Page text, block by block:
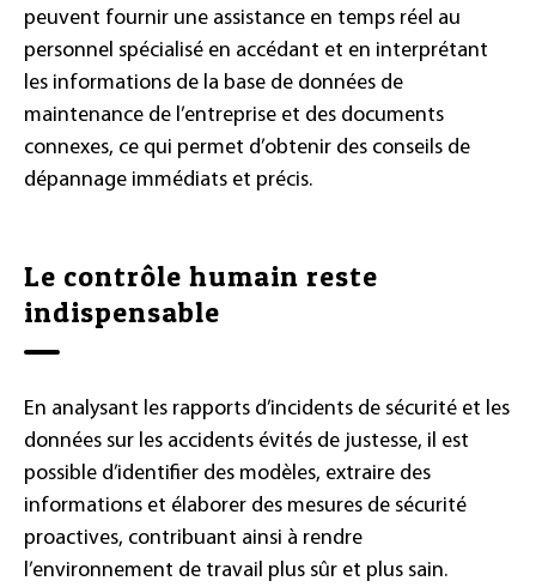
peuvent fournir une assistance en temps réel au
personnel spécialisé en accédant et en interprétant
les informations de la base de données de
maintenance de l’entreprise et des documents
connexes, ce qui permet d’obtenir des conseils de
dépannage immédiats et précis.
Le contrôle humain reste
indispensable
En analysant les rapports d’incidents de sécurité et les
données sur les accidents évités de justesse, il est
possible d’identifier des modèles, extraire des
informations et élaborer des mesures de sécurité
proactives, contribuant ainsi à rendre
l’environnement de travail plus sûr et plus sain.